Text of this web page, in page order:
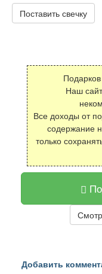
Поставить свечку
Наш
Все доходы от
содержание
только
Добавить